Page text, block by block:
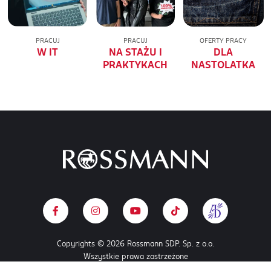
PRACUJ
W IT
PRACUJ
NA STAŻU I
PRAKTYKACH
OFERTY PRACY
DLA
NASTOLATKA
Copyrights © 2026 Rossmann SDP. Sp. z o.o.
Wszystkie prawa zastrzeżone